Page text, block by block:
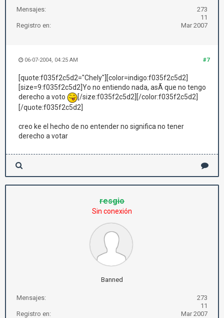
Mensajes:
273
11
Registro en:
Mar 2007
#7
06-07-2004, 04:25 AM
[quote:f035f2c5d2="Chely"][color=indigo:f035f2c5d2]
[size=9:f035f2c5d2]Yo no entiendo nada, asÃ­ que no tengo
derecho a voto
[/size:f035f2c5d2][/color:f035f2c5d2]
[/quote:f035f2c5d2]
creo ke el hecho de no entender no significa no tener
derecho a votar
resgio
Sin conexión
Banned
Mensajes:
273
11
Registro en:
Mar 2007